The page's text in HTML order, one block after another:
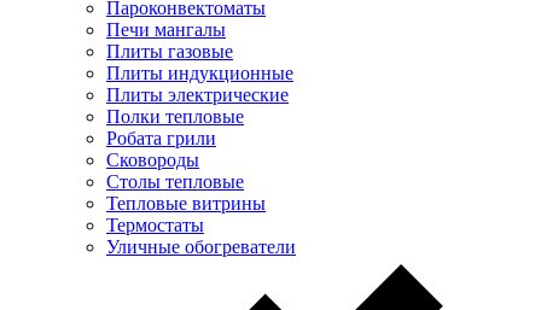
Пароконвектоматы
Печи мангалы
Плиты газовые
Плиты индукционные
Плиты электрические
Полки тепловые
Робата грили
Сковороды
Столы тепловые
Тепловые витрины
Термостаты
Уличные обогреватели